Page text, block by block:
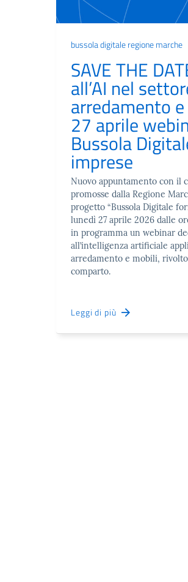
bussola digitale regione marche
SAVE THE
all’AI nel
arredamento
27 aprile
Bussola
imprese
Nuovo appuntamento con il
promosse dalla Regione
progetto “Bussola Digitale
lunedì 27 aprile 2026 dalle
in programma un webinar
all’intelligenza artificiale
arredamento e mobili,
comparto.
Leggi di più